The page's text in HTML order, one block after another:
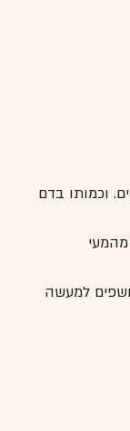
השוקולד, נמשכת בין 20 דקות לשעתיים. וכמותו בדם
נחשפים למעשה